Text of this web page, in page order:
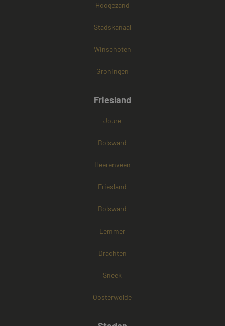
Hoogezand
Stadskanaal
Winschoten
Groningen
Friesland
Joure
Bolsward
Heerenveen
Friesland
Bolsward
Lemmer
Drachten
Sneek
Oosterwolde